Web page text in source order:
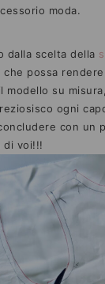
moda.
dalla scelta della
possa
modello su
ogni
con un
di voi!!!